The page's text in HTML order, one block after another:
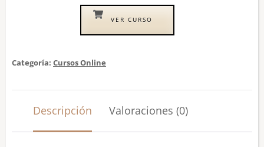
VER CURSO
Categoría: Cursos Online
Descripción Valoraciones (0)